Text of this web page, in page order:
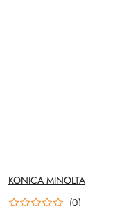
NAZWA
PRODUCENTA:
KONICA MINOLTA
(0)